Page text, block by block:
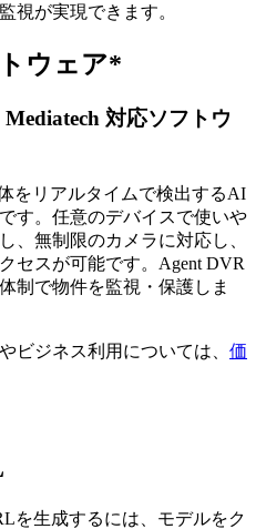
視が実現できます。
ウェア*
対応ソフトウ
をリアルタイムで検出するAI
す。任意のデバイスで使いや
、無制限のカメラに対応し、
セスが可能です。Agent DVR
制で物件を監視・保護しま
ビジネス利用については、 価
を生成するには、モデルをク